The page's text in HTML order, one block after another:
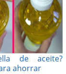
de aceite?
ahorrar